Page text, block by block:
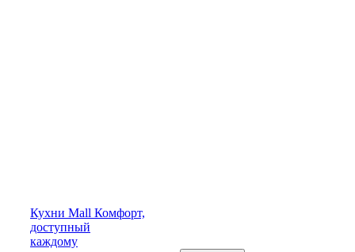
Кухни Mall Комфорт,
доступный
каждому